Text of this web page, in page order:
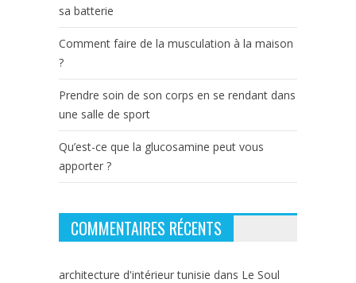
sa batterie
Comment faire de la musculation à la maison
?
Prendre soin de son corps en se rendant dans
une salle de sport
Qu’est-ce que la glucosamine peut vous
apporter ?
COMMENTAIRES RÉCENTS
architecture d'intérieur tunisie dans Le Soul